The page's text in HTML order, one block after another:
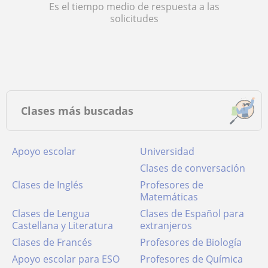
Es el tiempo medio de respuesta a las
solicitudes
Clases más buscadas
Apoyo escolar
Universidad
Clases de conversación
Clases de Inglés
Profesores de
Matemáticas
Clases de Lengua
Castellana y Literatura
Clases de Español para
extranjeros
Clases de Francés
Profesores de Biología
Apoyo escolar para ESO
Profesores de Química